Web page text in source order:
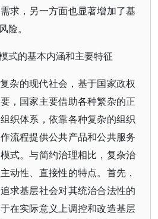
求，另一方面也显著增加了基
险。
式的基本内涵和主要特征
杂的现代社会，基于国家政权
，国家主要借助各种繁杂的正
织体系，依靠各种复杂的组织
流程提供公共产品和公共服务
式。与简约治理相比，复杂治
动性、直接性的特点。首先，
求基层社会对其统治合法性的
在实际意义上调控和改造基层